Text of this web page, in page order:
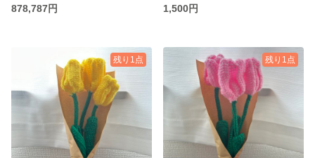
878,787円
1,500円
残り1点 残り1点